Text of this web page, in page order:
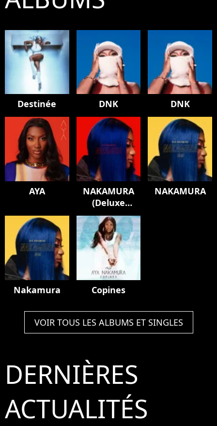
Destinée DNK DNK
AYA
NAKAMURA
(Deluxe
Edition)
NAKAMURA
Nakamura Copines
VOIR TOUS LES ALBUMS ET SINGLES
DERNIÈRES
ACTUALITÉS